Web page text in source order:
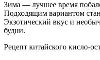
Зима — лучшее время
Подходящим вариантом
Экзотический вкус и
будни.
Рецепт китайского кисло-